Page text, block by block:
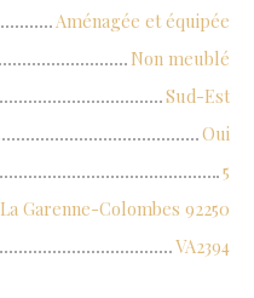
Aménagée et équipée
Non meublé
Sud-Est
Oui
5
La Garenne-Colombes 92250
VA2394